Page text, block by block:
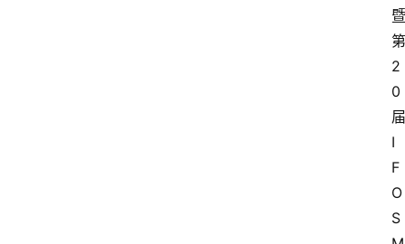
暨
第
2
0
届
I
F
O
S